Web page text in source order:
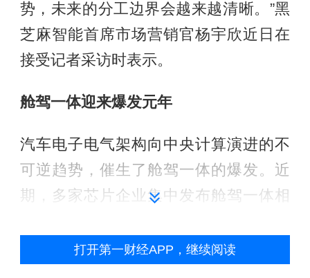
势，未来的分工边界会越来越清晰。”黑
芝麻智能首席市场营销官杨宇欣近日在
接受记者采访时表示。
舱驾一体迎来爆发元年
汽车电子电气架构向中央计算演进的不
可逆趋势，催生了舱驾一体的爆发。近
期，多家芯片企业集中发布舱驾一体相
打开第一财经APP，继续阅读